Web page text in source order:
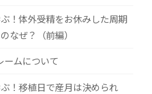
！体外受精をお休みした周期
なぜ？（前編）
ムについて
！移植日で産月は決められ